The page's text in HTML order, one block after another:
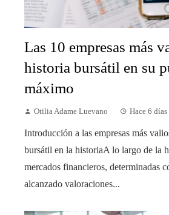
Las 10 empresas más
historia bursátil en su
máximo
Otilia Adame Luevano Hace 6 días
Introducción a las empresas más
bursátil en la historiaA lo largo de la
mercados financieros, determinadas
alcanzado valoraciones...